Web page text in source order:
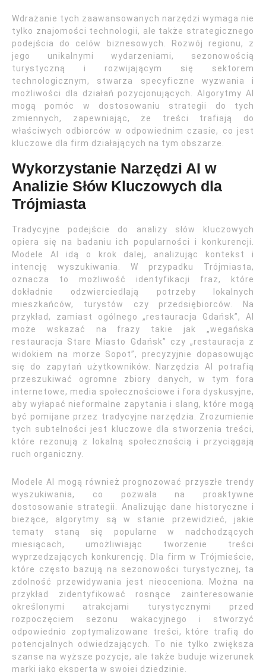
Wdrażanie tych zaawansowanych narzędzi wymaga nie
tylko znajomości technologii, ale także strategicznego
podejścia do celów biznesowych. Rozwój regionu, z
jego unikalnymi wydarzeniami, sezonowością
turystyczną i rozwijającym się sektorem
technologicznym, stwarza specyficzne wyzwania i
możliwości dla działań pozycjonujących. Algorytmy AI
mogą pomóc w dostosowaniu strategii do tych
zmiennych, zapewniając, że treści trafiają do
właściwych odbiorców w odpowiednim czasie, co jest
kluczowe dla firm działających na tym obszarze.
Wykorzystanie Narzędzi AI w
Analizie Słów Kluczowych dla
Trójmiasta
Tradycyjne podejście do analizy słów kluczowych
opiera się na badaniu ich popularności i konkurencji.
Modele AI idą o krok dalej, analizując kontekst i
intencję wyszukiwania. W przypadku Trójmiasta,
oznacza to możliwość identyfikacji fraz, które
dokładnie odzwierciedlają potrzeby lokalnych
mieszkańców, turystów czy przedsiębiorców. Na
przykład, zamiast ogólnego „restauracja Gdańsk”, AI
może wskazać na frazy takie jak „wegańska
restauracja Stare Miasto Gdańsk” czy „restauracja z
widokiem na morze Sopot”, precyzyjnie dopasowując
się do zapytań użytkowników. Narzędzia AI potrafią
przeszukiwać ogromne zbiory danych, w tym fora
internetowe, media społecznościowe i fora dyskusyjne,
aby wyłapać nieformalne zapytania i slang, które mogą
być pomijane przez tradycyjne narzędzia. Zrozumienie
tych subtelności jest kluczowe dla stworzenia treści,
które rezonują z lokalną społecznością i przyciągają
ruch organiczny.
Modele AI mogą również prognozować przyszłe trendy
wyszukiwania, co pozwala na proaktywne
dostosowanie strategii. Analizując dane historyczne i
bieżące, algorytmy są w stanie przewidzieć, jakie
tematy staną się popularne w nadchodzących
miesiącach, umożliwiając tworzenie treści
wyprzedzających konkurencję. Dla firm w Trójmieście,
które często bazują na sezonowości turystycznej, ta
zdolność przewidywania jest nieoceniona. Można na
przykład zidentyfikować rosnące zainteresowanie
określonymi atrakcjami turystycznymi przed
rozpoczęciem sezonu wakacyjnego i stworzyć
odpowiednio zoptymalizowane treści, które trafią do
potencjalnych odwiedzających. To nie tylko zwiększa
szanse na wyższe pozycje, ale także buduje wizerunek
marki jako eksperta w swojej dziedzinie.